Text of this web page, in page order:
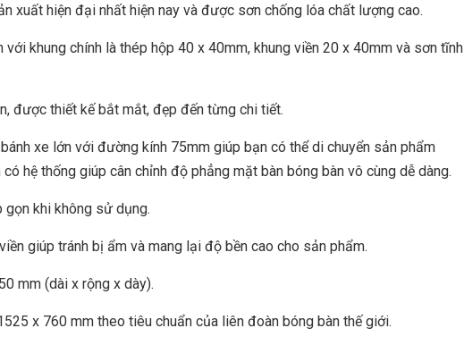
xuất hiện đại nhất hiện nay và được sơn chống lóa chất lượng cao.
khung chính là thép hộp 40 x 40mm, khung viền 20 x 40mm và sơn tĩnh
được thiết kế bắt mắt, đẹp đến từng chi tiết.
xe lớn với đường kính 75mm giúp bạn có thể di chuyển sản phẩm
hệ thống giúp cân chỉnh độ phẳng mặt bàn bóng bàn vô cùng dễ dàng.
gọn khi không sử dụng.
giúp tránh bị ẩm và mang lại độ bền cao cho sản phẩm.
mm (dài x rộng x dày).
x 760 mm theo tiêu chuẩn của liên đoàn bóng bàn thế giới.